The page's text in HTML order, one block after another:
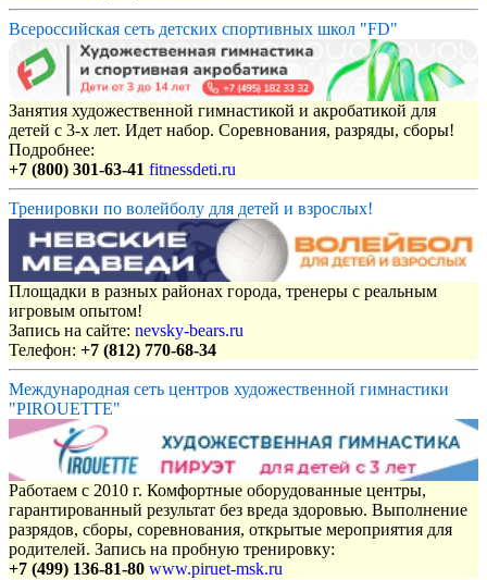
Всероссийская сеть детских спортивных школ "FD"
Занятия художественной гимнастикой и акробатикой для
детей с 3-х лет. Идет набор. Соревнования, разряды, сборы!
Подробнее:
+7 (800) 301-63-41 fitnessdeti.ru
Тренировки по волейболу для детей и взрослых!
Площадки в разных районах города, тренеры с реальным
игровым опытом!
Запись на сайте: nevsky-bears.ru
Телефон: +7 (812) 770-68-34
Международная сеть центров художественной гимнастики
"PIROUETTE"
Работаем с 2010 г. Комфортные оборудованные центры,
гарантированный результат без вреда здоровью. Выполнение
разрядов, сборы, соревнования, открытые мероприятия для
родителей. Запись на пробную тренировку:
+7 (499) 136-81-80 www.piruet-msk.ru